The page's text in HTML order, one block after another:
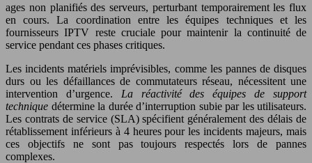
ages non planifiés des serveurs, perturbant temporairement les flux
en cours. La coordination entre les équipes techniques et les
fournisseurs IPTV reste cruciale pour maintenir la continuité de
service pendant ces phases critiques.
Les incidents matériels imprévisibles, comme les pannes de disques
durs ou les défaillances de commutateurs réseau, nécessitent une
intervention d’urgence. La réactivité des équipes de support
technique détermine la durée d’interruption subie par les utilisateurs.
Les contrats de service (SLA) spécifient généralement des délais de
rétablissement inférieurs à 4 heures pour les incidents majeurs, mais
ces objectifs ne sont pas toujours respectés lors de pannes
complexes.